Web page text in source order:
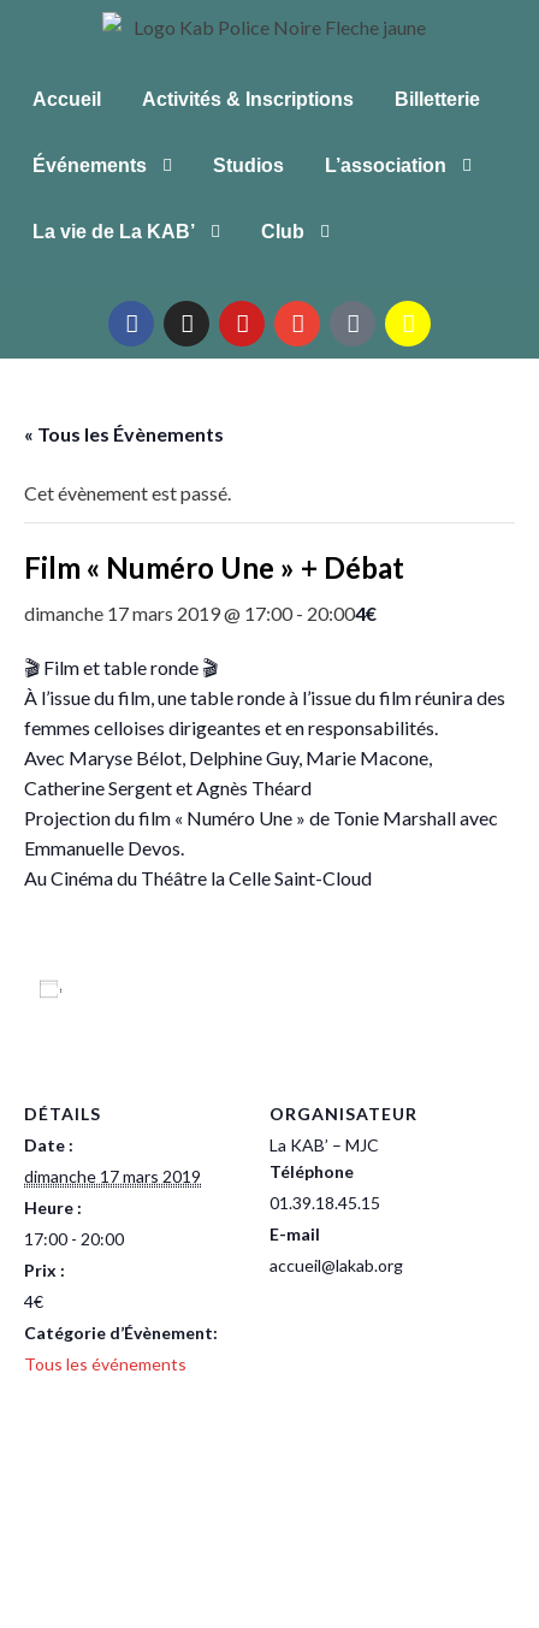
Accueil Activités & Inscriptions Billetterie
Événements Studios L’association
La vie de La KAB’ Club
« Tous les Évènements
Cet évènement est passé.
Film « Numéro Une » + Débat
dimanche 17 mars 2019 @ 17:00- 20:004€
🎬 Film et table ronde 🎬
À l’issue du film, une table ronde à l’issue du film réunira des
femmes celloises dirigeantes et en responsabilités.
Avec Maryse Bélot, Delphine Guy, Marie Macone,
Catherine Sergent et Agnès Théard
Projection du film « Numéro Une » de Tonie Marshall avec
Emmanuelle Devos.
Au Cinéma du Théâtre la Celle Saint-Cloud
DÉTAILS
Date :
dimanche 17 mars 2019
Heure :
17:00 - 20:00
Prix :
4€
Catégorie d’Évènement:
Tous les événements
ORGANISATEUR
La KAB’ – MJC
Téléphone
01.39.18.45.15
E-mail
accueil@lakab.org